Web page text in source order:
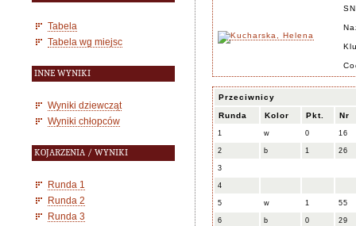
Tabela
Tabela wg miejsc
INNE WYNIKI
Wyniki dziewcząt
Wyniki chłopców
KOJARZENIA / WYNIKI
Runda 1
Runda 2
Runda 3
Przeciwnicy
Runda Kolor Pkt. Nr
1 w 0 16
2 b 1 26
3
4
5 w 1 55
6 b 0 29